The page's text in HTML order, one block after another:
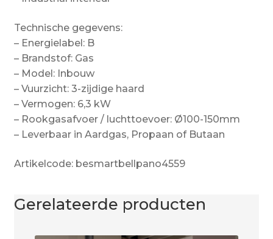
Technische gegevens:
– Energielabel: B
– Brandstof: Gas
– Model: Inbouw
– Vuurzicht: 3-zijdige haard
– Vermogen: 6,3 kW
– Rookgasafvoer / luchttoevoer: Ø100-150mm
– Leverbaar in Aardgas, Propaan of Butaan
Artikelcode: besmartbellpano4559
Gerelateerde producten